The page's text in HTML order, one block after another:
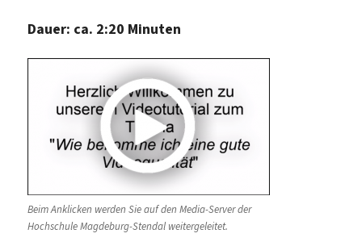
Dauer: ca. 2:20 Minuten
Beim Anklicken werden Sie auf den Media-Server der
Hochschule Magdeburg-Stendal weitergeleitet.